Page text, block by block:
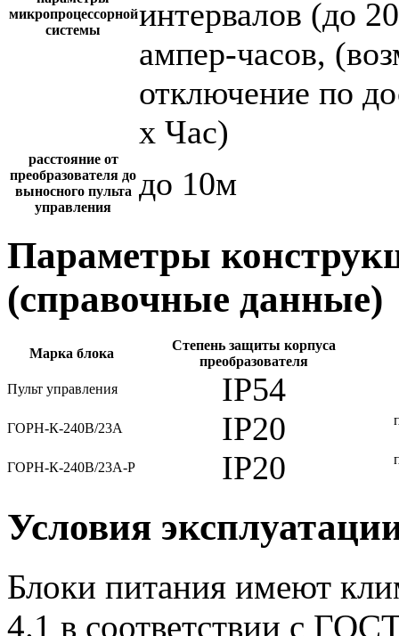
микропроцессорной
системы
интервалов (до
ампер-часов,
отключение по
х Час)
расстояние от
преобразователя до
выносного пульта
управления
до 10м
Параметры
(справочные данные)
Марка блока
Степень защиты корпуса
преобразователя
Пульт управления
IP54
ГОРН-К-240В/23А IP20
ГОРН-К-240В/23А-Р IP20
Условия
Блоки питания имеют
4.1 в соответствии с